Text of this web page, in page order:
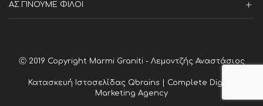
ΑΣ ΓΙΝΟΥΜΕ ΦΙΛΟΙ
Ⓒ 2019 Copyright Marmi Graniti - Λεμοντζής Αναστάσιος
Κατασκευή Ιστοσελίδας Qbrains | Complete Digital
Marketing Agency